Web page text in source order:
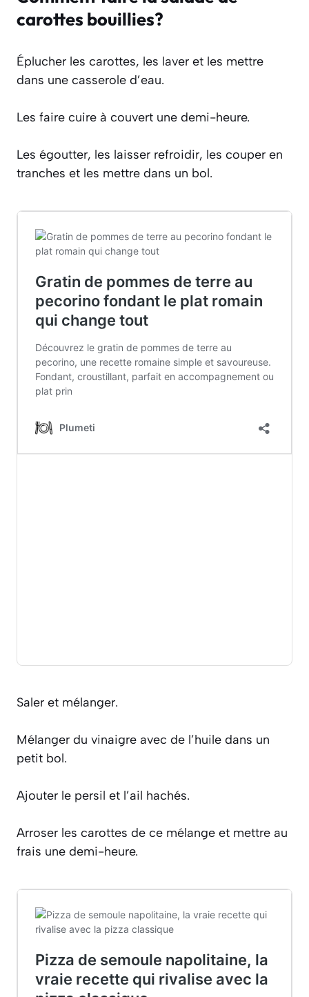
carottes bouillies?
Éplucher les carottes, les laver et les mettre
dans une casserole d’eau.
Les faire cuire à couvert une demi-heure.
Les égoutter, les laisser refroidir, les couper en
tranches et les mettre dans un bol.
Saler et mélanger.
Mélanger du vinaigre avec de l’huile dans un
petit bol.
Ajouter le persil et l’ail hachés.
Arroser les carottes de ce mélange et mettre au
frais une demi-heure.